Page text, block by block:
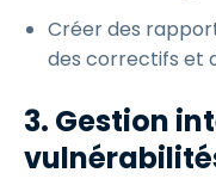
Créer des
des correctifs et
3. Gestion